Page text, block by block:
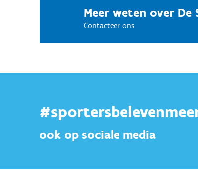
Meer weten over De
Contacteer ons
ook op sociale media